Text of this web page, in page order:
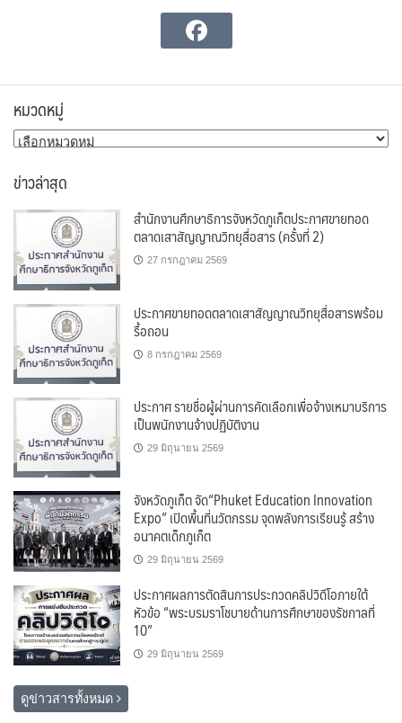
หมวดหมู่
หมวด
ข่าวล่าสุด
สำนักงานศึกษาธิการจังหวัดภูเก็ตประกาศขายทอด
ตลาดเสาสัญญาณวิทยุสื่อสาร (ครั้งที่ 2)
27 กรกฎาคม 2569
ประกาศขายทอดตลาดเสาสัญญาณวิทยุสื่อสารพร้อม
รื้อถอน
8 กรกฎาคม 2569
ประกาศ รายชื่อผู้ผ่านการคัดเลือกเพื่อจ้างเหมาบริการ
เป็นพนักงานจ้างปฏิบัติงาน
29 มิถุนายน 2569
จังหวัดภูเก็ต จัด“Phuket Education Innovation
Expo” เปิดพื้นที่นวัตกรรม จุดพลังการเรียนรู้ สร้าง
อนาคตเด็กภูเก็ต
29 มิถุนายน 2569
ประกาศผลการตัดสินการประกวดคลิปวิดีโอภายใต้
หัวข้อ “พระบรมราโชบายด้านการศึกษาของรัชกาลที่
10”
29 มิถุนายน 2569
ดูข่าวสารทั้งหมด